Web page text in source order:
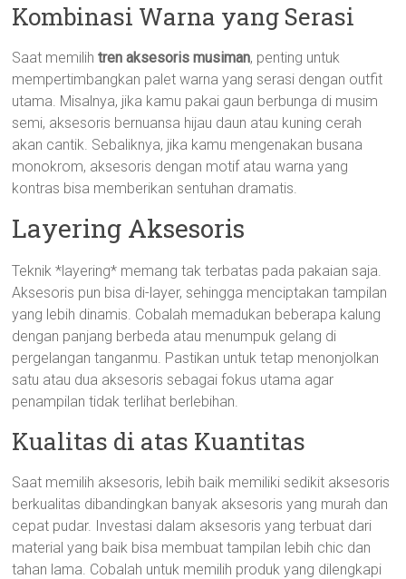
Kombinasi Warna yang Serasi
Saat memilihtren aksesoris musiman, penting untuk
mempertimbangkan palet warna yang serasi dengan outfit
utama. Misalnya, jika kamu pakai gaun berbunga di musim
semi, aksesoris bernuansa hijau daun atau kuning cerah
akan cantik. Sebaliknya, jika kamu mengenakan busana
monokrom, aksesoris dengan motif atau warna yang
kontras bisa memberikan sentuhan dramatis.
Layering Aksesoris
Teknik *layering* memang tak terbatas pada pakaian saja.
Aksesoris pun bisa di-layer, sehingga menciptakan tampilan
yang lebih dinamis. Cobalah memadukan beberapa kalung
dengan panjang berbeda atau menumpuk gelang di
pergelangan tanganmu. Pastikan untuk tetap menonjolkan
satu atau dua aksesoris sebagai fokus utama agar
penampilan tidak terlihat berlebihan.
Kualitas di atas Kuantitas
Saat memilih aksesoris, lebih baik memiliki sedikit aksesoris
berkualitas dibandingkan banyak aksesoris yang murah dan
cepat pudar. Investasi dalam aksesoris yang terbuat dari
material yang baik bisa membuat tampilan lebih chic dan
tahan lama. Cobalah untuk memilih produk yang dilengkapi